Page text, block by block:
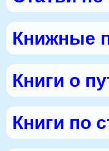
Книжные
Книги о
Книги по